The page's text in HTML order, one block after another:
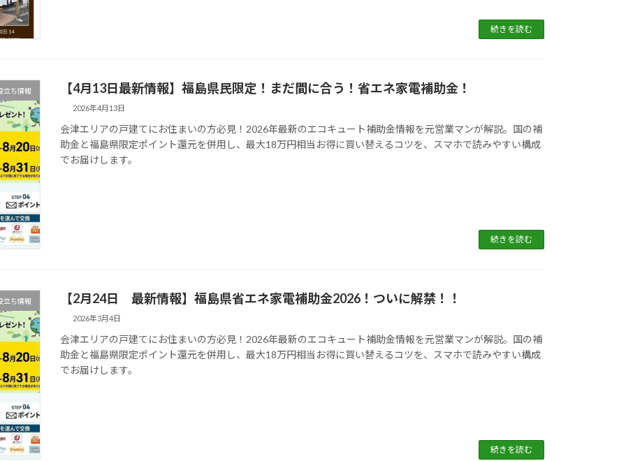
続きを読む
立ち情報 【4月13日最新情報】福島県民限定！まだ間に合う！省エネ家電補助金！
2026年4月13日
会津エリアの戸建てにお住まいの方必見！2026年最新のエコキュート補助金情報を元営業マンが解説。国の補
助金と福島県限定ポイント還元を併用し、最大18万円相当お得に買い替えるコツを、スマホで読みやすい構成
でお届けします。
続きを読む
立ち情報 【2月24日 最新情報】福島県省エネ家電補助金2026！ついに解禁！！
2026年3月4日
会津エリアの戸建てにお住まいの方必見！2026年最新のエコキュート補助金情報を元営業マンが解説。国の補
助金と福島県限定ポイント還元を併用し、最大18万円相当お得に買い替えるコツを、スマホで読みやすい構成
でお届けします。
続きを読む